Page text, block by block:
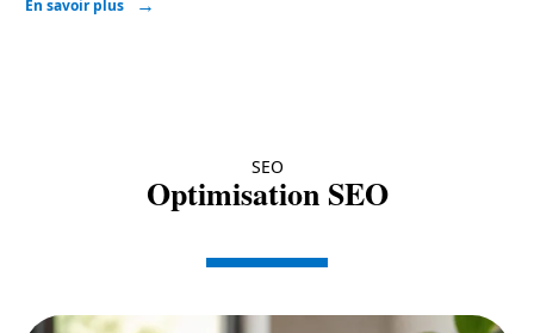
En savoir plus
SEO
Optimisation SEO